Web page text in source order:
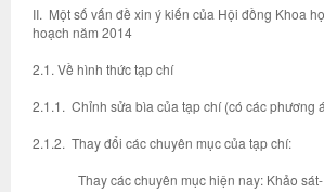
II. Một số vấn đề xin ý kiến của Hội đồng Khoa
hoạch năm 2014
2.1. Về hình thức tạp chí
2.1.1. Chỉnh sửa bìa của tạp chí (có các phương
2.1.2. Thay đổi các chuyên mục của tạp chí:
Thay các chuyên mục hiện nay: Khảo sát-